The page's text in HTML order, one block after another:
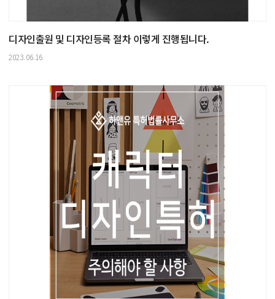
디자인출원 및 디자인등록 절차 이렇게 진행됩니다.
2023.06.16